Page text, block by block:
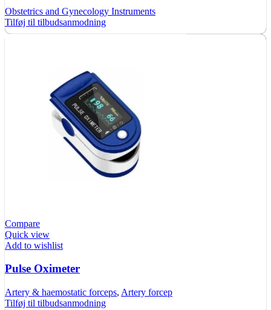
Obstetrics and Gynecology Instruments
Tilføj til tilbudsanmodning
Compare
Quick view
Add to wishlist
Pulse Oximeter
Artery & haemostatic forceps, Artery forcep
Tilføj til tilbudsanmodning